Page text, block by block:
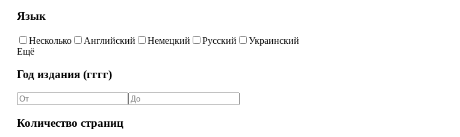
Язык
Несколько Английский Немецкий Русский
Украинский
Ещё
Год издания (гггг)
Количество страниц